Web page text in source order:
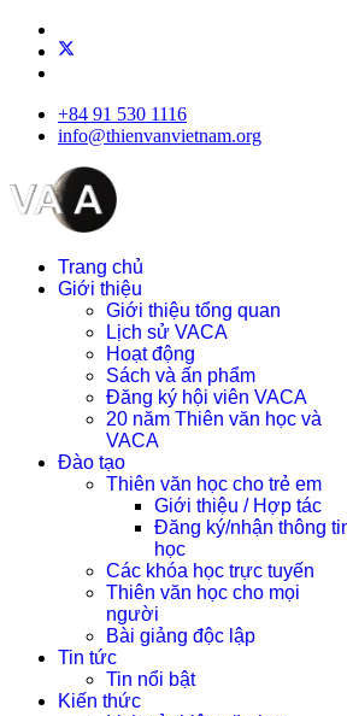
+84 91 530 1116
info@thienvanvietnam.org
Trang chủ
Giới thiệu
Giới thiệu tổng quan
Lịch sử VACA
Hoạt động
Sách và ấn phẩm
Đăng ký hội viên VACA
20 năm Thiên văn học và
VACA
Đào tạo
Thiên văn học cho trẻ em
Giới thiệu / Hợp tác
Đăng ký/nhận thông
học
Các khóa học trực tuyến
Thiên văn học cho mọi
người
Bài giảng độc lập
Tin tức
Tin nổi bật
Kiến thức